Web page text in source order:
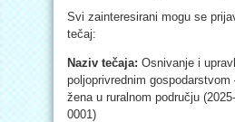
Svi zainteresirani mogu se
tečaj:
Naziv tečaja: Osnivanje i
poljoprivrednim
žena u ruralnom području
0001)